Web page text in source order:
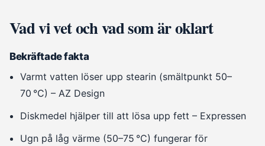
Vad vi vet och vad som är oklart
Bekräftade fakta
Varmt vatten löser upp stearin (smältpunkt 50–
70 °C) – AZ Design
Diskmedel hjälper till att lösa upp fett – Expressen
Ugn på låg värme (50–75 °C) fungerar för